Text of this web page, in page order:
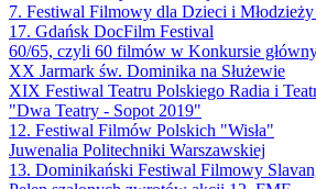
7. Festiwal Filmowy dla Dzieci i
17. Gdańsk DocFilm Festival
60/65, czyli 60 filmów w Konkursie
XX Jarmark św. Dominika na Służewie
XIX Festiwal Teatru Polskiego Radia i
"Dwa Teatry - Sopot 2019"
12. Festiwal Filmów Polskich "Wisła"
Juwenalia Politechniki Warszawskiej
13. Dominikański Festiwal Filmowy